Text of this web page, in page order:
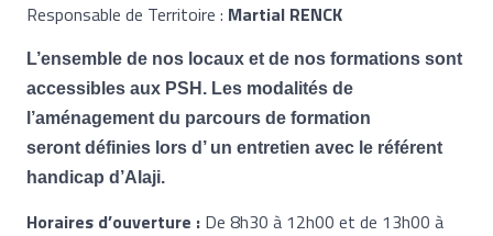
Responsable de Territoire : Martial RENCK
L’ensemble de nos locaux et de nos formations sont
accessibles aux PSH. Les modalités de
l’aménagement du parcours de formation
seront définies lors d’ un entretien avec le référent
handicap d’Alaji.
Horaires d’ouverture : De 8h30 à 12h00 et de 13h00 à